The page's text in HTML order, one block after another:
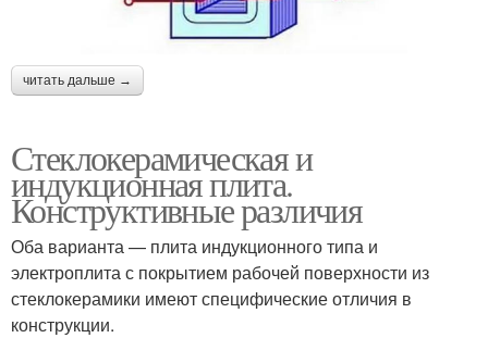
читать дальше →
Стеклокерамическая и
индукционная плита.
Конструктивные различия
Оба варианта — плита индукционного типа и
электроплита с покрытием рабочей поверхности из
стеклокерамики имеют специфические отличия в
конструкции.